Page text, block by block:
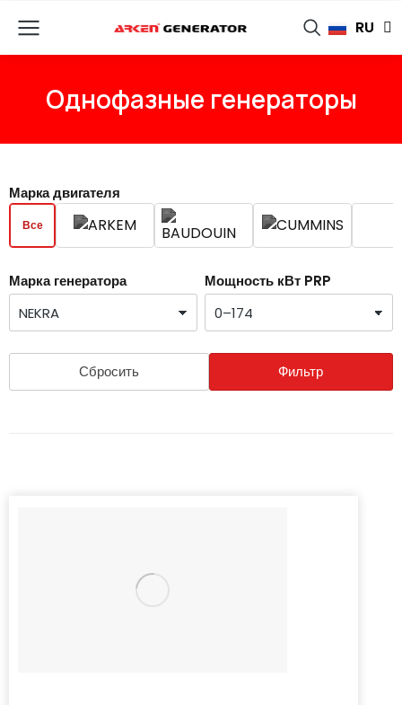
RU
FR
Однофазные генераторы
Марка двигателя
Все
Марка генератора Мощность кВт PRP
Сбросить Фильтр